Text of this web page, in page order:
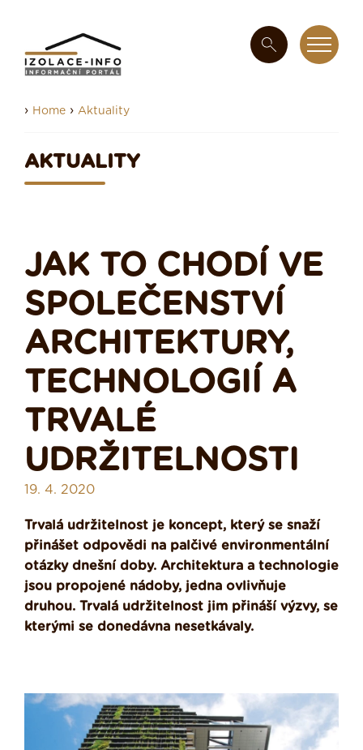
› Home › Aktuality
AKTUALITY
JAK TO CHODÍ VE
SPOLEČENSTVÍ
ARCHITEKTURY,
TECHNOLOGIÍ A
TRVALÉ
UDRŽITELNOSTI
19. 4. 2020
Trvalá udržitelnost je koncept, který se snaží
přinášet odpovědi na palčivé environmentální
otázky dnešní doby. Architektura a technologie
jsou propojené nádoby, jedna ovlivňuje
druhou. Trvalá udržitelnost jim přináší výzvy, se
kterými se donedávna nesetkávaly.